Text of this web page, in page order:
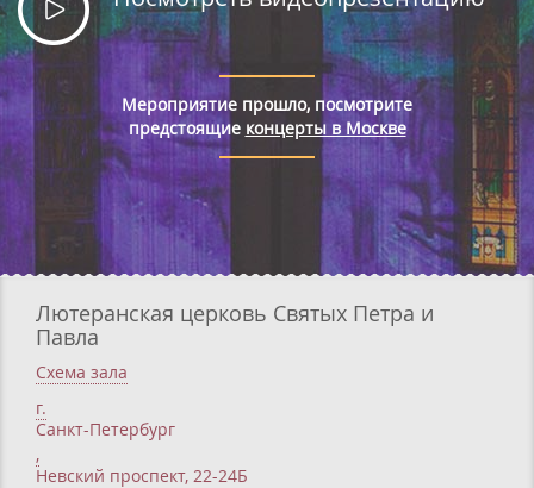
Лютеранская церковь Святых Петра и
Павла
Схема зала
г.
Санкт-Петербург
,
Невский проспект, 22-24Б
Мероприятие прошло, посмотрите
предстоящие концерты в Москве